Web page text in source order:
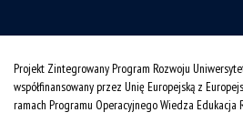
Projekt Zintegrowany Program Rozwoju
współfinansowany przez Unię Europejską z
ramach Programu Operacyjnego Wiedza Edukacja